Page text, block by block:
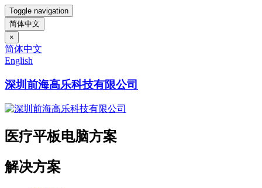
Toggle navigation
简体中文
×
简体中文
English
深圳前海高乐科技有限公司
医疗平板电脑方案
解决方案